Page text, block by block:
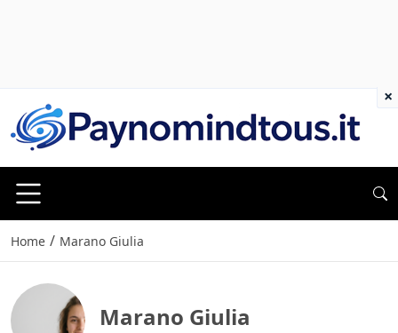
Home / Marano Giulia
Marano Giulia
×